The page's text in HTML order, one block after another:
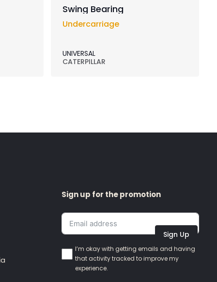
Swing Bearing
Undercarriage
UNIVERSAL
CATERPILLAR
Sign up for the promotion
Sign Up
I’m okay with getting emails and having
that activity tracked to improve my
experience.